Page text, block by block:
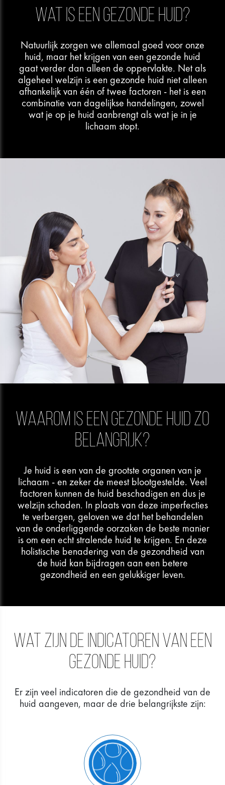
Wat is een gezonde huid?
Natuurlijk zorgen we allemaal goed voor onze
huid, maar het krijgen van een gezonde huid
gaat verder dan alleen de oppervlakte. Net als
algeheel welzijn is een gezonde huid niet alleen
afhankelijk van één of twee factoren - het is een
combinatie van dagelijkse handelingen, zowel
wat je op je huid aanbrengt als wat je in je
lichaam stopt.
WAAROM IS EEN GEZONDE HUID ZO
BELANGRIJK?
Je huid is een van de grootste organen van je
lichaam - en zeker de meest blootgestelde. Veel
factoren kunnen de huid beschadigen en dus je
welzijn schaden. In plaats van deze imperfecties
te verbergen, geloven we dat het behandelen
van de onderliggende oorzaken de beste manier
is om een ​​echt stralende huid te krijgen. En deze
holistische benadering van de gezondheid van
de huid kan bijdragen aan een betere
gezondheid en een gelukkiger leven.
Wat zijn de indicatoren van een
gezonde huid?
Er zijn veel indicatoren die de gezondheid van de
huid aangeven, maar de drie belangrijkste zijn: